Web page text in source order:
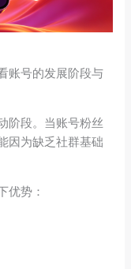
账号的发展阶段与
阶段。当账号粉丝
因为缺乏社群基础
优势：